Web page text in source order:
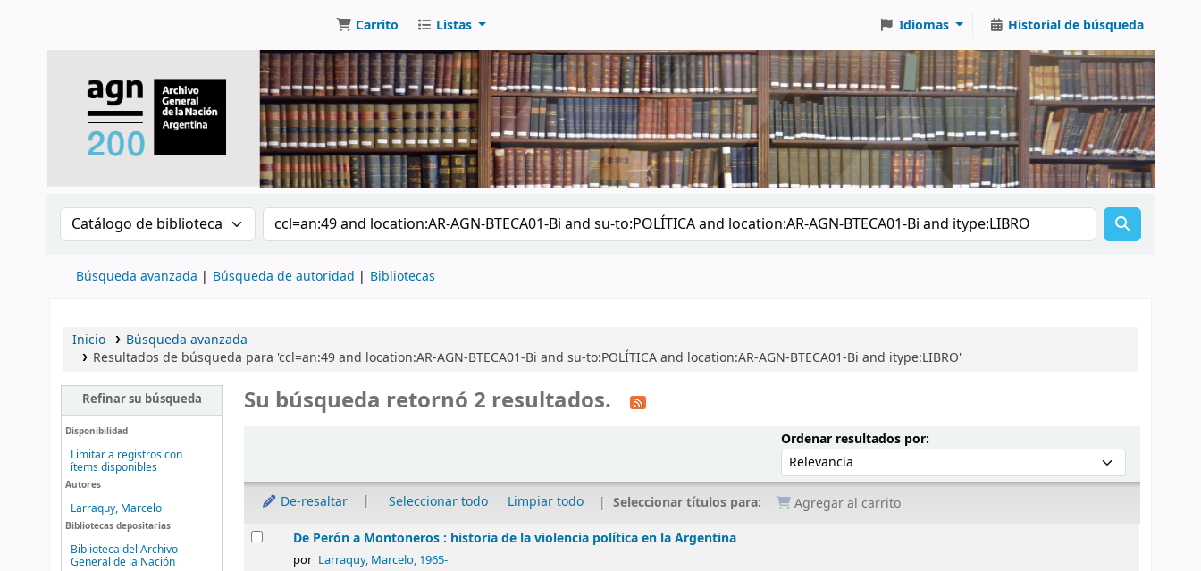
Carrito Listas Idiomas Historial de búsqueda
Buscar en el catálogo por: Buscar en el catálogo
Búsqueda avanzada Búsqueda de autoridad Bibliotecas
Inicio
Búsqueda avanzada
Resultados de búsqueda para 'ccl=an:49 and location:AR-AGN-BTECA01-Bi and su-to:POLÍTICA and location:AR-AGN-BTECA01-Bi and itype:LIBRO'
Refinar su búsqueda
Disponibilidad
Limitar a registros con
ítems disponibles
Autores
Larraquy, Marcelo
Bibliotecas depositarias
Biblioteca del Archivo
General de la Nación
Su búsqueda retornó 2 resultados.
Ordenar resultados por:Ordenar por:
De-resaltar Seleccionar todo Limpiar todo Seleccionar títulos para:
Agregar al carrito
ResultadosDe Perón a Montoneros : historia de la violencia política en la Argentina
por Larraquy, Marcelo, 1965-